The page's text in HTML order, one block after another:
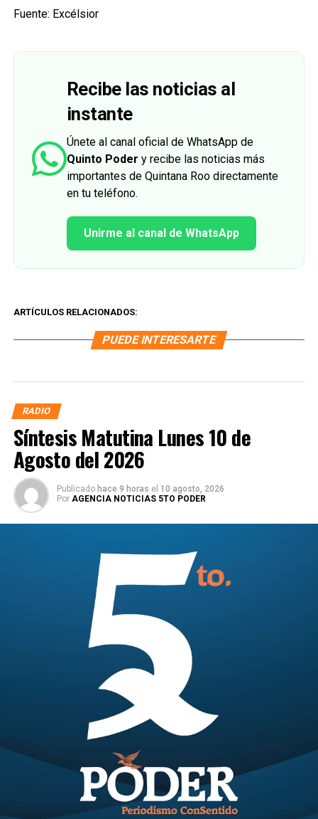
Fuente: Excélsior
Recibe las noticias al
instante
Únete al canal oficial de WhatsApp de
Quinto Poder y recibe las noticias más
importantes de Quintana Roo directamente
en tu teléfono.
Unirme al canal de WhatsApp
ARTÍCULOS RELACIONADOS:
PUEDE INTERESARTE
RADIO
Síntesis Matutina Lunes 10 de
Agosto del 2026
Publicado hace 9 horas el 10 agosto, 2026
Por AGENCIA NOTICIAS 5TO PODER